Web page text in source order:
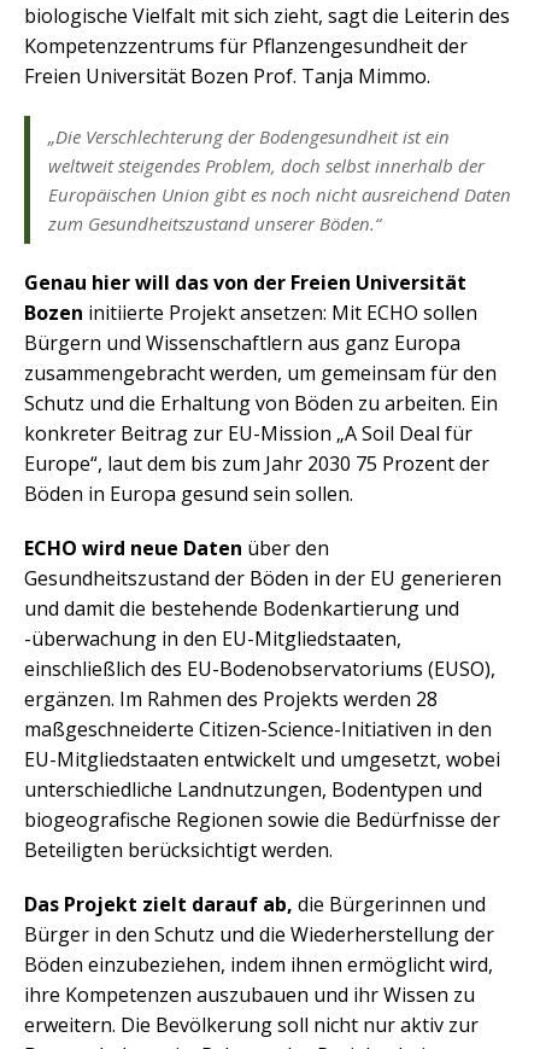
biologische Vielfalt mit sich zieht, sagt die Leiterin des
Kompetenzzentrums für Pflanzengesundheit der
Freien Universität Bozen Prof. Tanja Mimmo.
„Die Verschlechterung der Bodengesundheit ist ein
weltweit steigendes Problem, doch selbst innerhalb der
Europäischen Union gibt es noch nicht ausreichend Daten
zum Gesundheitszustand unserer Böden.“
Genau hier will das von der Freien Universität
Bozen initiierte Projekt ansetzen: Mit ECHO sollen
Bürgern und Wissenschaftlern aus ganz Europa
zusammengebracht werden, um gemeinsam für den
Schutz und die Erhaltung von Böden zu arbeiten. Ein
konkreter Beitrag zur EU-Mission „A Soil Deal für
Europe“, laut dem bis zum Jahr 2030 75 Prozent der
Böden in Europa gesund sein sollen.
ECHO wird neue Daten über den
Gesundheitszustand der Böden in der EU generieren
und damit die bestehende Bodenkartierung und
-überwachung in den EU-Mitgliedstaaten,
einschließlich des EU-Bodenobservatoriums (EUSO),
ergänzen. Im Rahmen des Projekts werden 28
maßgeschneiderte Citizen-Science-Initiativen in den
EU-Mitgliedstaaten entwickelt und umgesetzt, wobei
unterschiedliche Landnutzungen, Bodentypen und
biogeografische Regionen sowie die Bedürfnisse der
Beteiligten berücksichtigt werden.
Das Projekt zielt darauf ab, die Bürgerinnen und
Bürger in den Schutz und die Wiederherstellung der
Böden einzubeziehen, indem ihnen ermöglicht wird,
ihre Kompetenzen auszubauen und ihr Wissen zu
erweitern. Die Bevölkerung soll nicht nur aktiv zur